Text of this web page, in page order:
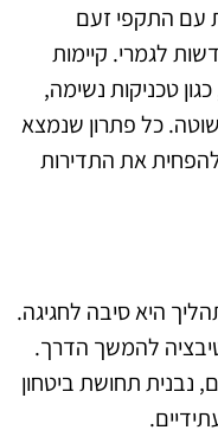
עם התקפי זעם
לגמרי. קיימות
טכניקות נשימה,
כל פתרון שנמצא
את התדירות
היא סיבה לחגיגה.
להמשך הדרך.
נבנית תחושת ביטחון